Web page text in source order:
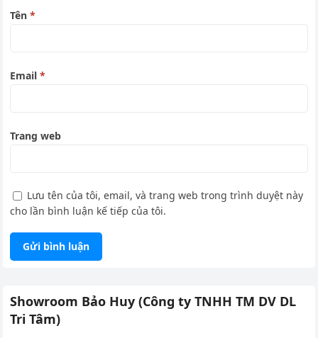
Tên*
Email*
Trang web
Lưu tên của tôi, email, và trang web trong trình duyệt này
cho lần bình luận kế tiếp của tôi.
Showroom Bảo Huy (Công ty TNHH TM DV DL
Tri Tâm)